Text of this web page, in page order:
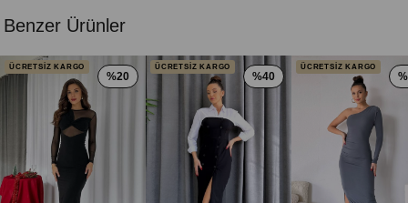
Benzer Ürünler
ÜCRETSİZ KARGO
%20
ÜCRETSİZ KARGO
%40
ÜCRETSİZ KARGO